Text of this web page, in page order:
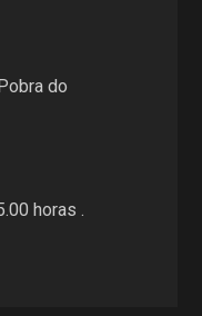
do
horas .